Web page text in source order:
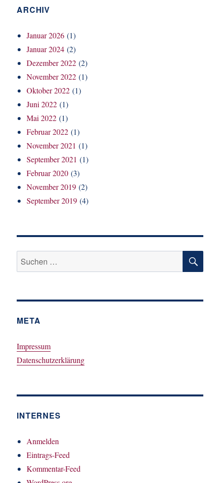
ARCHIV
Januar 2026 (1)
Januar 2024 (2)
Dezember 2022 (2)
November 2022 (1)
Oktober 2022 (1)
Juni 2022 (1)
Mai 2022 (1)
Februar 2022 (1)
November 2021 (1)
September 2021 (1)
Februar 2020 (3)
November 2019 (2)
September 2019 (4)
Suchen
nach:
META
Impressum
Datenschutzerklärung
INTERNES
Anmelden
Eintrags-Feed
Kommentar-Feed